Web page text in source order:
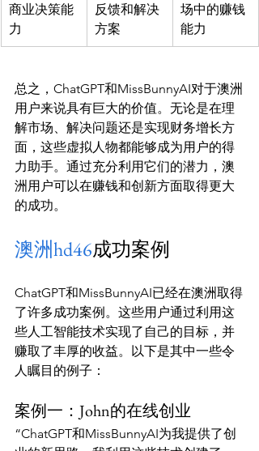
商业决策能
力
反馈和解决
方案
场中的赚钱
能力
总之，ChatGPT和MissBunnyAI对于澳洲
用户来说具有巨大的价值。无论是在理
解市场、解决问题还是实现财务增长方
面，这些虚拟人物都能够成为用户的得
力助手。通过充分利用它们的潜力，澳
洲用户可以在赚钱和创新方面取得更大
澳洲hd46成功案例
ChatGPT和MissBunnyAI已经在澳洲取得
了许多成功案例。这些用户通过利用这
些人工智能技术实现了自己的目标，并
赚取了丰厚的收益。以下是其中一些令
案例一：John的在线创业
“ChatGPT和MissBunnyAI为我提供了创